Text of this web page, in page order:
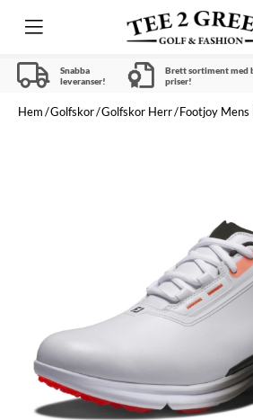
Snabba
leveranser!
Brett sortiment med
priser!
Hem Golfskor Golfskor Herr Footjoy